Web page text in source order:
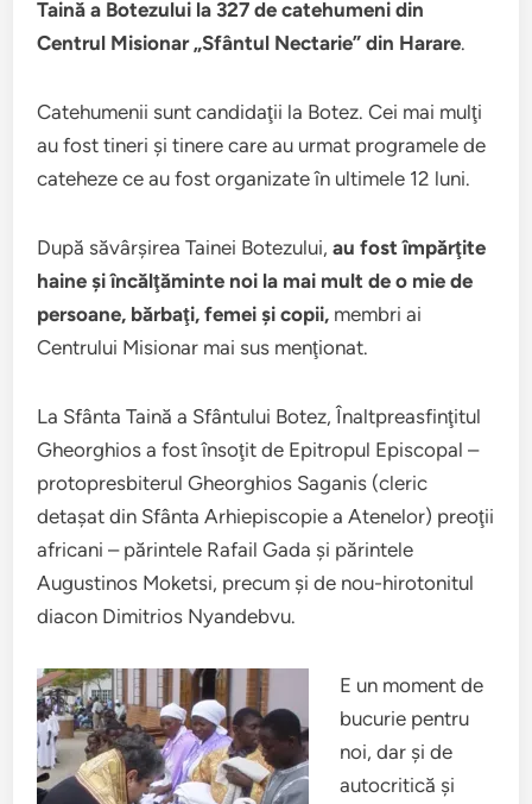
Taină a Botezului la 327 de catehumeni din
Centrul Misionar „Sfântul Nectarie” din Harare.
Catehumenii sunt candidaţii la Botez. Cei mai mulţi
au fost tineri şi tinere care au urmat programele de
cateheze ce au fost organizate în ultimele 12 luni.
După săvârşirea Tainei Botezului,au fost împărţite
haine şi încălţăminte noi la mai mult de o mie de
persoane, bărbaţi, femei şi copii, membri ai
Centrului Misionar mai sus menţionat.
La Sfânta Taină a Sfântului Botez, Înaltpreasfinţitul
Gheorghios a fost însoţit de Epitropul Episcopal –
protopresbiterul Gheorghios Saganis (cleric
detaşat din Sfânta Arhiepiscopie a Atenelor) preoţii
africani – părintele Rafail Gada şi părintele
Augustinos Moketsi, precum şi de nou-hirotonitul
diacon Dimitrios Nyandebvu.
E un moment de
bucurie pentru
noi, dar şi de
autocritică şi